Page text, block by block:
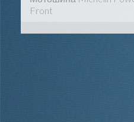
Front